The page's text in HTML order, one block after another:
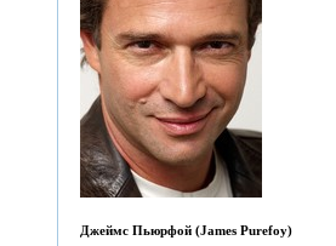
Джеймс Пьюрфой (James Purefoy)